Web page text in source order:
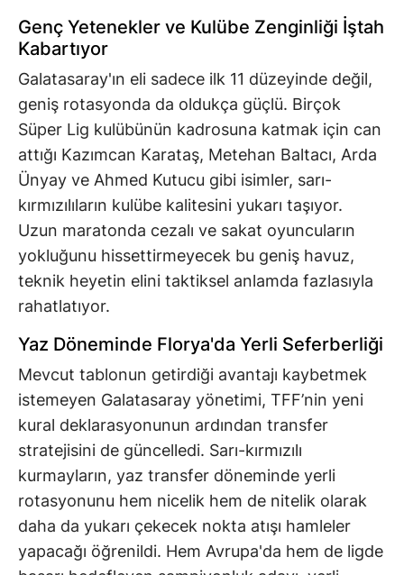
Genç Yetenekler ve Kulübe Zenginliği İştah
Kabartıyor
Galatasaray'ın eli sadece ilk 11 düzeyinde değil,
geniş rotasyonda da oldukça güçlü. Birçok
Süper Lig kulübünün kadrosuna katmak için can
attığı Kazımcan Karataş, Metehan Baltacı, Arda
Ünyay ve Ahmed Kutucu gibi isimler, sarı-
kırmızılıların kulübe kalitesini yukarı taşıyor.
Uzun maratonda cezalı ve sakat oyuncuların
yokluğunu hissettirmeyecek bu geniş havuz,
teknik heyetin elini taktiksel anlamda fazlasıyla
rahatlatıyor.
Yaz Döneminde Florya'da Yerli Seferberliği
Mevcut tablonun getirdiği avantajı kaybetmek
istemeyen Galatasaray yönetimi, TFF’nin yeni
kural deklarasyonunun ardından transfer
stratejisini de güncelledi. Sarı-kırmızılı
kurmayların, yaz transfer döneminde yerli
rotasyonunu hem nicelik hem de nitelik olarak
daha da yukarı çekecek nokta atışı hamleler
yapacağı öğrenildi. Hem Avrupa'da hem de ligde